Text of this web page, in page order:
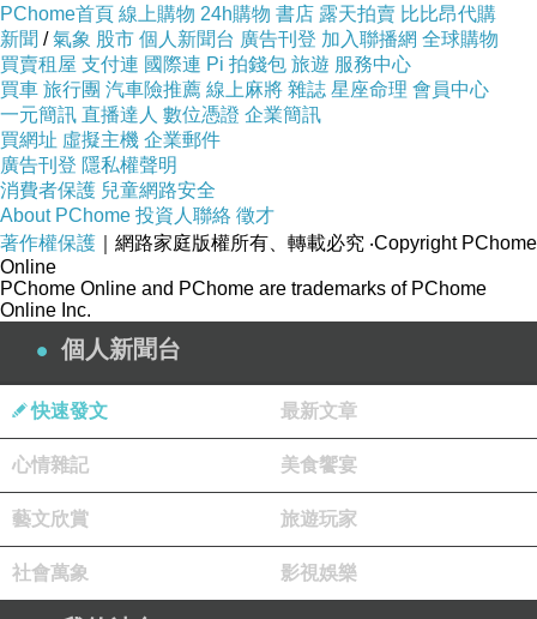
臺。以提昇台灣藝文產業的優質美學及競爭力為目標，著
重市場的行銷機制，帶動文化創意產業之發展與競爭力，
為藝術家、文創工作者帶來國際化商機。
既然叫「台灣禮品館」裡面必然有許多具有台灣特色的文
創商品，光只有聽到名字就超吸引人前往一探究竟的，想
像著裡面集聚了送禮的紀念品，就讓人好想逛唷，一走進
台灣禮品館就有一種逛精品及藝廊的氛圍，裡面的商品經
過精挑細選，都是百分之百台灣製造，而且裡面都隨處可
見頂級工藝、創意設計的良品美器，除了些藝術品之外，
參觀了一個精緻的工藝展，大師之作都讓人非常的讚嘆，
不論是結合設計的藝術品或是日常用品，都出自藝術家的
PChome首頁 線上購物 24h購物 書店 露天拍賣 比比昂代購
新聞 /氣象 股市 個人新聞台 廣告刊登 加入聯播網 全球購物
買賣租屋 支付連 國際連 Pi 拍錢包 旅遊 服務中心
買車 旅行團 汽車險推薦 線上麻將 雜誌 星座命理 會員中心
一元簡訊 直播達人 數位憑證 企業簡訊
買網址 虛擬主機 企業郵件
廣告刊登 隱私權聲明
消費者保護 兒童網路安全
About PChome 投資人聯絡 徵才
著作權保護 ｜網路家庭版權所有、轉載必究 ‧Copyright PChome
Online
PChome Online and PChome are trademarks of PChome
Online Inc.
個人新聞台
快速發文 最新文章
心情雜記 美食饗宴
藝文欣賞 旅遊玩家
社會萬象 影視娛樂